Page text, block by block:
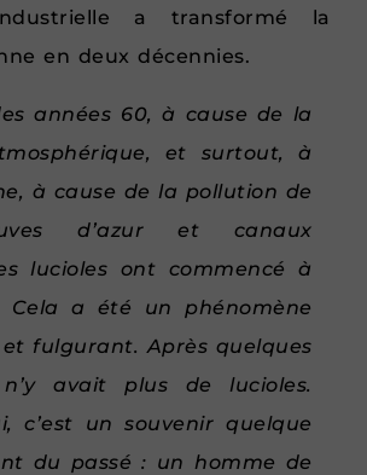
a transformé la
en deux décennies.
années 60, à cause de la
et surtout, à
à cause de la pollution de
d’azur et canaux
lucioles ont commencé à
Cela a été un phénomène
fulgurant. Après quelques
avait plus de lucioles.
c’est un souvenir quelque
du passé : un homme de